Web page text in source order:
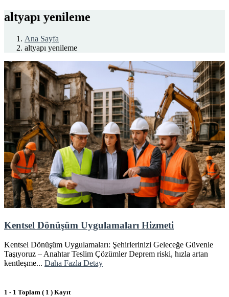
altyapı yenileme
Ana Sayfa
altyapı yenileme
Kentsel Dönüşüm Uygulamaları Hizmeti
Kentsel Dönüşüm Uygulamaları: Şehirlerinizi Geleceğe Güvenle
Taşıyoruz – Anahtar Teslim Çözümler Deprem riski, hızla artan
kentleşme... Daha Fazla Detay
1 - 1 Toplam ( 1 ) Kayıt